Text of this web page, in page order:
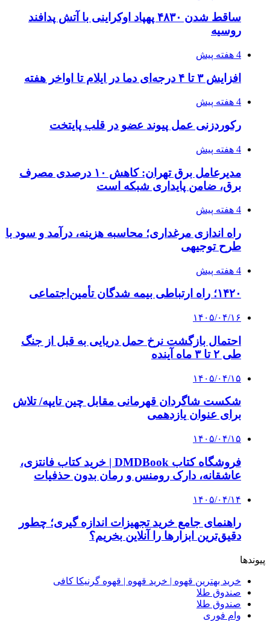
ساقط شدن ۴۸۳۰ پهپاد اوکراینی با آتش پدافند
روسیه
4 هفته پیش
افزایش ۳ تا ۴ درجه‌ای دما در ایلام تا اواخر هفته
4 هفته پیش
رکوردزنی عمل پیوند عضو در قلب پایتخت
4 هفته پیش
مدیرعامل برق تهران: کاهش ۱۰ درصدی مصرف
برق، ضامن پایداری شبکه است
4 هفته پیش
راه اندازی مرغداری؛ محاسبه هزینه، درآمد و سود با
طرح توجیهی
4 هفته پیش
۱۴۲۰؛ راه ارتباطی بیمه شدگان تأمین‌اجتماعی
۱۴۰۵/۰۴/۱۶
احتمال بازگشت نرخ حمل دریایی به قبل از جنگ
طی ۲ تا ۳ ماه آینده
۱۴۰۵/۰۴/۱۵
شکست شاگردان قهرمانی مقابل چین تایپه/ تلاش
برای عنوان یازدهمی
۱۴۰۵/۰۴/۱۵
فروشگاه کتاب DMDBook | خرید کتاب فانتزی،
عاشقانه، دارک رومنس و رمان بدون حذفیات
۱۴۰۵/۰۴/۱۴
راهنمای جامع خرید تجهیزات اندازه گیری؛ چطور
دقیق‌ترین ابزارها را آنلاین بخریم؟
پیوندها
خرید بهترین قهوه | خرید قهوه | قهوه گرنیکا کافی
صندوق طلا
صندوق طلا
وام فوری